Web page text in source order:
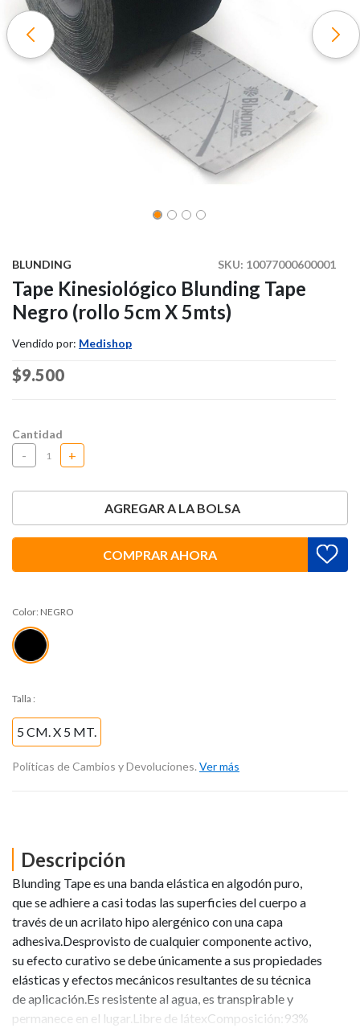
SKU: 10077000600001
BLUNDING
Tape Kinesiológico Blunding Tape
Negro (rollo 5cm X 5mts)
Vendido por: Medishop
Price reduced from
$9.500
Cantidad
- +
AGREGAR A LA BOLSA
COMPRAR AHORA
Color: NEGRO
Talla :
5 CM. X 5 MT.
Políticas de Cambios y Devoluciones. Ver más
Descripción
Blunding Tape es una banda elástica en algodón puro,
que se adhiere a casi todas las superficies del cuerpo a
través de un acrilato hipo alergénico con una capa
adhesiva.Desprovisto de cualquier componente activo,
su efecto curativo se debe únicamente a sus propiedades
elásticas y efectos mecánicos resultantes de su técnica
de aplicación.Es resistente al agua, es transpirable y
permanece en el lugar.Libre de látexComposición:93%